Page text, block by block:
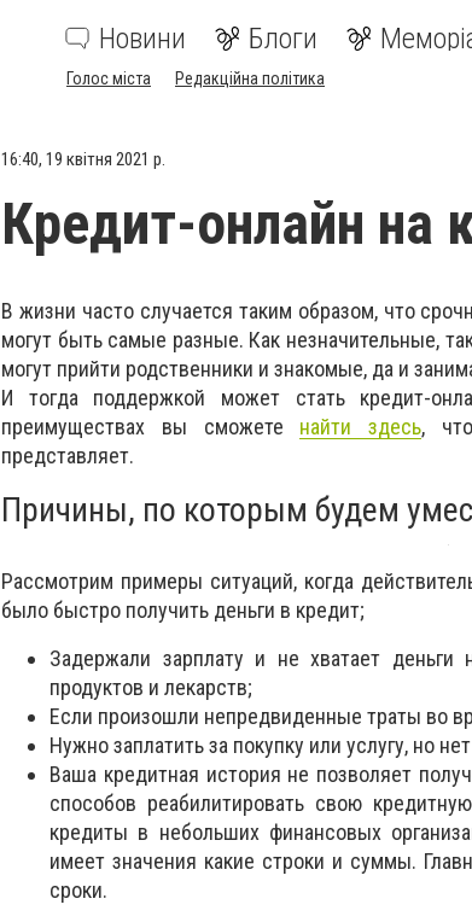
Новини Блоги
Голос міста Редакційна політика
16:40, 19 квітня 2021 р.
Кредит-онлайн на
В жизни часто случается таким образом, что
могут быть самые разные. Как незначительные,
могут прийти родственники и знакомые, да и
И тогда поддержкой может стать кредит-
преимуществах вы сможете найти здесь,
представляет.
Причины, по которым будем
Рассмотрим примеры ситуаций, когда
было быстро получить деньги в кредит;
Задержали зарплату и не хватает
продуктов и лекарств;
Если произошли непредвиденные траты во
Нужно заплатить за покупку или услугу, но
Ваша кредитная история не позволяет
способов реабилитировать свою
кредиты в небольших финансовых
имеет значения какие строки и суммы.
сроки.